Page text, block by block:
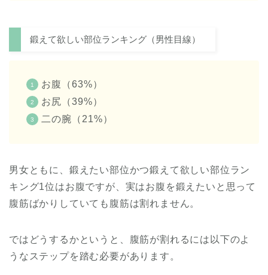
鍛えて欲しい部位ランキング（男性目線）
お腹（63%）
お尻（39%）
二の腕（21%）
男女ともに、鍛えたい部位かつ鍛えて欲しい部位ラン
キング1位はお腹ですが、実はお腹を鍛えたいと思って
腹筋ばかりしていても腹筋は割れません。
ではどうするかというと、腹筋が割れるには以下のよ
うなステップを踏む必要があります。